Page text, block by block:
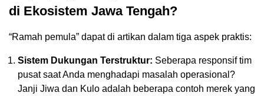
di Ekosistem Jawa Tengah?
“Ramah pemula” dapat di artikan dalam tiga aspek praktis:
Sistem Dukungan Terstruktur: Seberapa responsif tim
pusat saat Anda menghadapi masalah operasional?
Janji Jiwa dan Kulo adalah beberapa contoh merek yang